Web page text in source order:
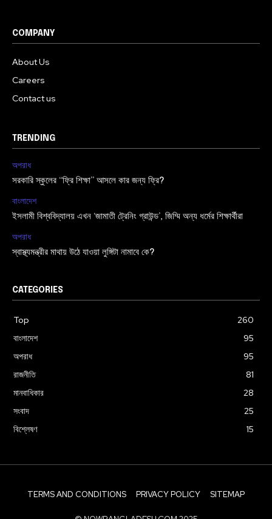
COMPANY
About Us
Careers
Contact us
TRENDING
অপরাধ
সরকারি স্কুলের “ফ্রি শিক্ষা” আসলে কার জন্য ফ্রি?
বাংলাদেশ
ইসলামী বিশ্ববিদ্যালয় এখন ‘জামাতী ট্রেনিং গ্রাউন্ড’, জিম্মি অন্য ধর্মের শিক্ষার্থীরা
অপরাধ
স্বাস্থ্যমন্ত্রীর মাথায় উঠে যাওয়া লুঙ্গিটা নামাবে কে?
CATEGORIES
Top
260
বাংলাদেশ
95
অপরাধ
95
রাজনীতি
81
মানবাধিকার
28
সংবাদ
25
বিশ্লেষণ
15
TERMS AND CONDITIONS PRIVACY POLICY SITEMAP